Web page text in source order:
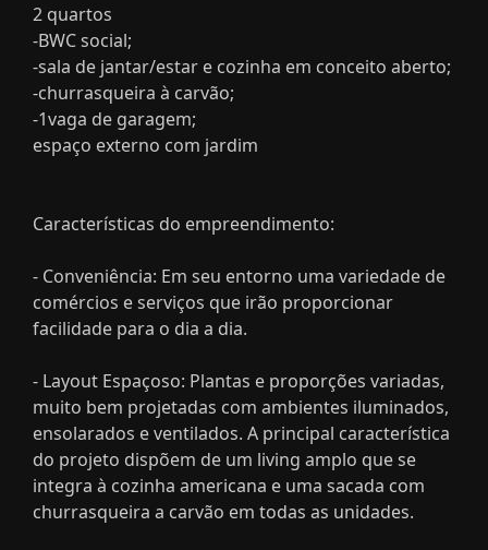
2 quartos
-BWC social;
-sala de jantar/estar e cozinha em conceito aberto;
-churrasqueira à carvão;
-1vaga de garagem;
espaço externo com jardim
Características do empreendimento:
- Conveniência: Em seu entorno uma variedade de
comércios e serviços que irão proporcionar
facilidade para o dia a dia.
- Layout Espaçoso: Plantas e proporções variadas,
muito bem projetadas com ambientes iluminados,
ensolarados e ventilados. A principal característica
do projeto dispõem de um living amplo que se
integra à cozinha americana e uma sacada com
churrasqueira a carvão em todas as unidades.